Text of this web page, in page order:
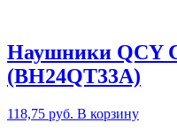
Наушники QCY
(BH24QT33A)
118,75 руб. В корзину